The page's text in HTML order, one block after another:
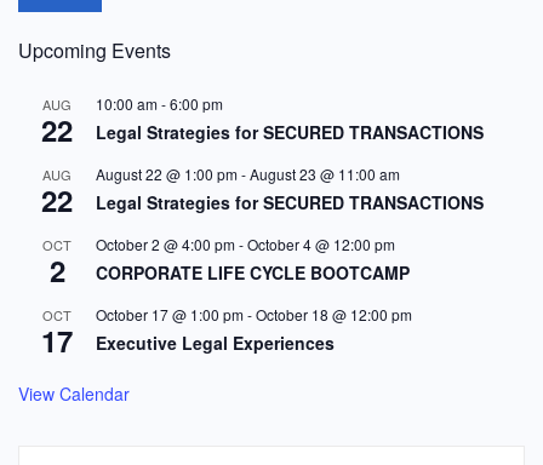
Upcoming Events
AUG
22
10:00 am-6:00 pm
Legal Strategies for SECURED TRANSACTIONS
AUG
22
August 22 @ 1:00 pm-August 23 @ 11:00 am
Legal Strategies for SECURED TRANSACTIONS
OCT
2
October 2 @ 4:00 pm-October 4 @ 12:00 pm
CORPORATE LIFE CYCLE BOOTCAMP
OCT
17
October 17 @ 1:00 pm-October 18 @ 12:00 pm
Executive Legal Experiences
View Calendar